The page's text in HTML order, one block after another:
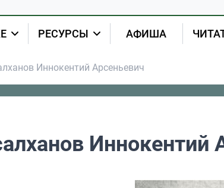
РЕСУРСЫ АФИША
Иннокентий Арсеньевич
Иннокентий